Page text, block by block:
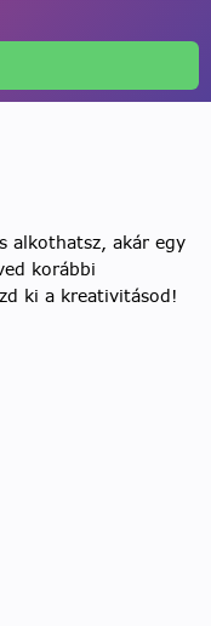
alkothatsz, akár egy
korábbi
ki a kreativitásod!